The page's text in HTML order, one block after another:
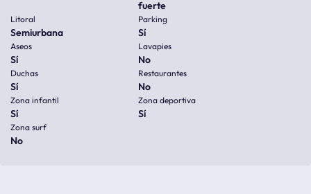
fuerte
Litoral
Semiurbana
Parking
Sí
Aseos
Sí
Lavapies
No
Duchas
Sí
Restaurantes
No
Zona infantil
Sí
Zona deportiva
Sí
Zona surf
No